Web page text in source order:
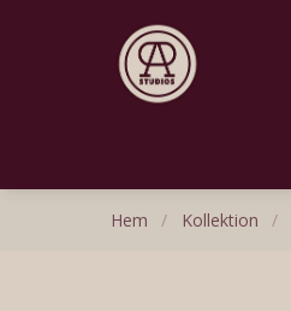
Hem / Kollektion /